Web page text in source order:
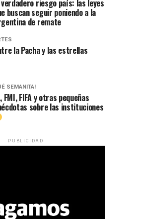
verdadero riesgo país: las leyes
buscan seguir poniendo a la
de remate
la Pacha y las estrellas
SEMANITA!
FMI, FIFA y otras pequeñas
sobre las instituciones
PUBLICIDAD